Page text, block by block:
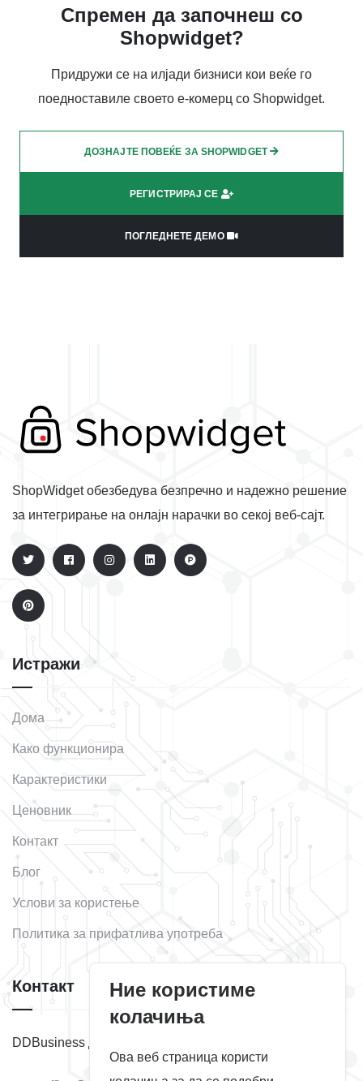
Спремен да започнеш со
Shopwidget?
Придружи се на илјади бизниси кои веќе го
поедноставиле своето е-комерц со Shopwidget.
ДОЗНАЈТЕ ПОВЕЌЕ ЗА SHOPWIDGET
РЕГИСТРИРАЈ СЕ
ПОГЛЕДНЕТЕ ДЕМО
ShopWidget обезбедува безпречно и надежно решение
за интегрирање на онлајн нарачки во секој веб-сајт.
Истражи
Дома
Како функционира
Карактеристики
Ценовник
Контакт
Блог
Услови за користење
Политика за прифатлива употреба
Контакт
DDBusiness д.о.о. Суботица
Ние користиме
колачиња
Ова веб страница користи